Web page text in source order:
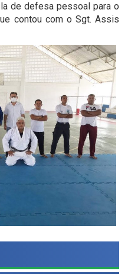
de defesa pessoal para o
contou com o Sgt. Assis